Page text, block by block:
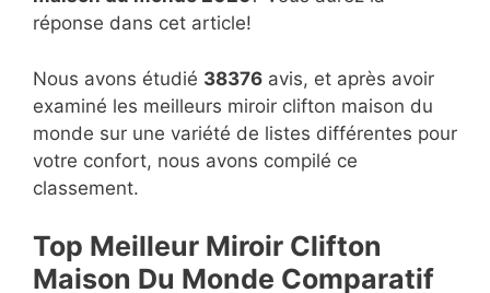
réponse dans cet article!
Nous avons étudié 38376 avis, et après avoir
examiné les meilleurs miroir clifton maison du
monde sur une variété de listes différentes pour
votre confort, nous avons compilé ce
classement.
Top Meilleur Miroir Clifton
Maison Du Monde Comparatif